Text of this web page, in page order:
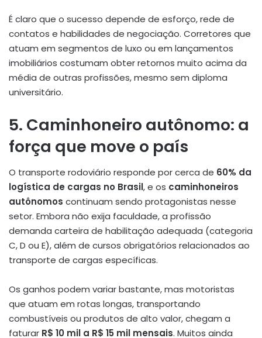
É claro que o sucesso depende de esforço, rede de
contatos e habilidades de negociação. Corretores que
atuam em segmentos de luxo ou em lançamentos
imobiliários costumam obter retornos muito acima da
média de outras profissões, mesmo sem diploma
universitário.
5. Caminhoneiro autônomo: a
força que move o país
O transporte rodoviário responde por cerca de 60% da
logística de cargas no Brasil, e os caminhoneiros
autônomos continuam sendo protagonistas nesse
setor. Embora não exija faculdade, a profissão
demanda carteira de habilitação adequada (categoria
C, D ou E), além de cursos obrigatórios relacionados ao
transporte de cargas específicas.
Os ganhos podem variar bastante, mas motoristas
que atuam em rotas longas, transportando
combustíveis ou produtos de alto valor, chegam a
faturar R$ 10 mil a R$ 15 mil mensais. Muitos ainda